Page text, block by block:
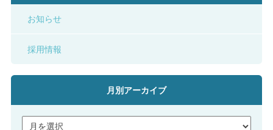
お知らせ
採用情報
月別アーカイブ